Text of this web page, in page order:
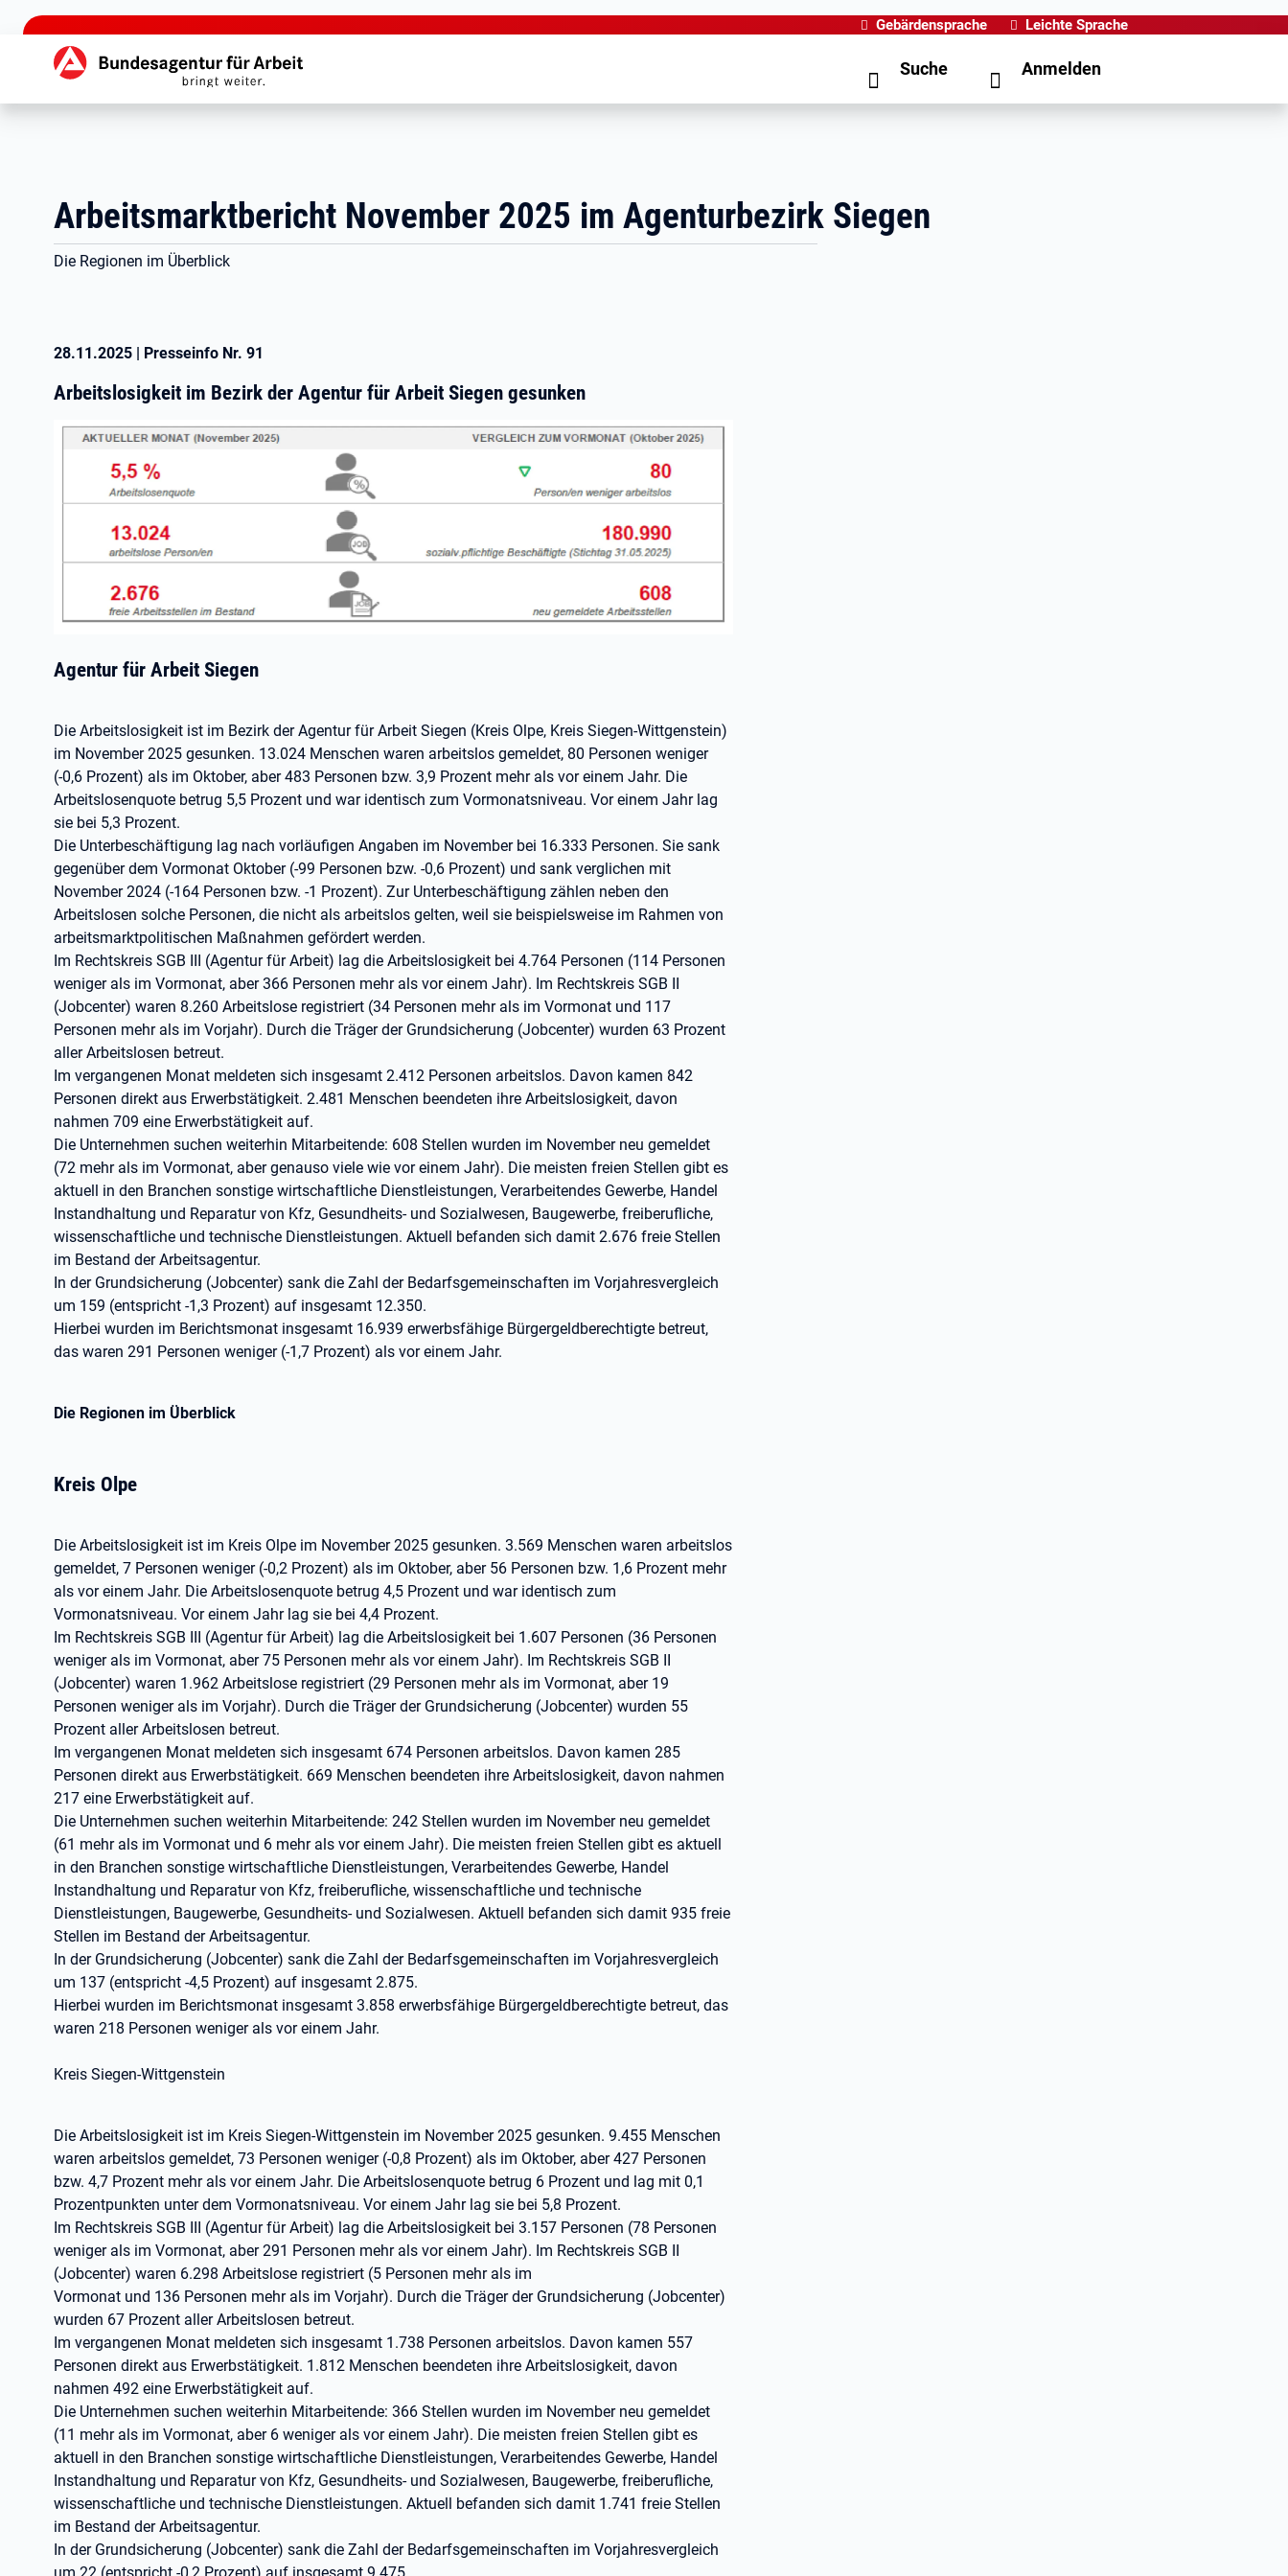
zu den Hauptinhalten springen
Gebärdensprache Leichte Sprache
Hauptnavigation Suche Anmelden
Arbeitsmarktbericht November 2025 im Agenturbezirk Siegen
Die Regionen im Überblick
28.11.2025 | Presseinfo Nr. 91
Arbeitslosigkeit im Bezirk der Agentur für Arbeit Siegen gesunken
Agentur für Arbeit Siegen
Die Arbeitslosigkeit ist im Bezirk der Agentur für Arbeit Siegen (Kreis Olpe, Kreis Siegen-Wittgenstein)
im November 2025 gesunken. 13.024 Menschen waren arbeitslos gemeldet, 80 Personen weniger
(-0,6 Prozent) als im Oktober, aber 483 Personen bzw. 3,9 Prozent mehr als vor einem Jahr. Die
Arbeitslosenquote betrug 5,5 Prozent und war identisch zum Vormonatsniveau. Vor einem Jahr lag
sie bei 5,3 Prozent.
Die Unterbeschäftigung lag nach vorläufigen Angaben im November bei 16.333 Personen. Sie sank
gegenüber dem Vormonat Oktober (-99 Personen bzw. -0,6 Prozent) und sank verglichen mit
November 2024 (-164 Personen bzw. -1 Prozent). Zur Unterbeschäftigung zählen neben den
Arbeitslosen solche Personen, die nicht als arbeitslos gelten, weil sie beispielsweise im Rahmen von
arbeitsmarktpolitischen Maßnahmen gefördert werden.
Im Rechtskreis SGB III (Agentur für Arbeit) lag die Arbeitslosigkeit bei 4.764 Personen (114 Personen
weniger als im Vormonat, aber 366 Personen mehr als vor einem Jahr). Im Rechtskreis SGB II
(Jobcenter) waren 8.260 Arbeitslose registriert (34 Personen mehr als im Vormonat und 117
Personen mehr als im Vorjahr). Durch die Träger der Grundsicherung (Jobcenter) wurden 63 Prozent
aller Arbeitslosen betreut.
Im vergangenen Monat meldeten sich insgesamt 2.412 Personen arbeitslos. Davon kamen 842
Personen direkt aus Erwerbstätigkeit. 2.481 Menschen beendeten ihre Arbeitslosigkeit, davon
nahmen 709 eine Erwerbstätigkeit auf.
Die Unternehmen suchen weiterhin Mitarbeitende: 608 Stellen wurden im November neu gemeldet
(72 mehr als im Vormonat, aber genauso viele wie vor einem Jahr). Die meisten freien Stellen gibt es
aktuell in den Branchen sonstige wirtschaftliche Dienstleistungen, Verarbeitendes Gewerbe, Handel
Instandhaltung und Reparatur von Kfz, Gesundheits- und Sozialwesen, Baugewerbe, freiberufliche,
wissenschaftliche und technische Dienstleistungen. Aktuell befanden sich damit 2.676 freie Stellen
im Bestand der Arbeitsagentur.
In der Grundsicherung (Jobcenter) sank die Zahl der Bedarfsgemeinschaften im Vorjahresvergleich
um 159 (entspricht -1,3 Prozent) auf insgesamt 12.350.
Hierbei wurden im Berichtsmonat insgesamt 16.939 erwerbsfähige Bürgergeldberechtigte betreut,
das waren 291 Personen weniger (-1,7 Prozent) als vor einem Jahr.
Die Regionen im Überblick
Kreis Olpe
Die Arbeitslosigkeit ist im Kreis Olpe im November 2025 gesunken. 3.569 Menschen waren arbeitslos
gemeldet, 7 Personen weniger (-0,2 Prozent) als im Oktober, aber 56 Personen bzw. 1,6 Prozent mehr
als vor einem Jahr. Die Arbeitslosenquote betrug 4,5 Prozent und war identisch zum
Vormonatsniveau. Vor einem Jahr lag sie bei 4,4 Prozent.
Im Rechtskreis SGB III (Agentur für Arbeit) lag die Arbeitslosigkeit bei 1.607 Personen (36 Personen
weniger als im Vormonat, aber 75 Personen mehr als vor einem Jahr). Im Rechtskreis SGB II
(Jobcenter) waren 1.962 Arbeitslose registriert (29 Personen mehr als im Vormonat, aber 19
Personen weniger als im Vorjahr). Durch die Träger der Grundsicherung (Jobcenter) wurden 55
Prozent aller Arbeitslosen betreut.
Im vergangenen Monat meldeten sich insgesamt 674 Personen arbeitslos. Davon kamen 285
Personen direkt aus Erwerbstätigkeit. 669 Menschen beendeten ihre Arbeitslosigkeit, davon nahmen
217 eine Erwerbstätigkeit auf.
Die Unternehmen suchen weiterhin Mitarbeitende: 242 Stellen wurden im November neu gemeldet
(61 mehr als im Vormonat und 6 mehr als vor einem Jahr). Die meisten freien Stellen gibt es aktuell
in den Branchen sonstige wirtschaftliche Dienstleistungen, Verarbeitendes Gewerbe, Handel
Instandhaltung und Reparatur von Kfz, freiberufliche, wissenschaftliche und technische
Dienstleistungen, Baugewerbe, Gesundheits- und Sozialwesen. Aktuell befanden sich damit 935 freie
Stellen im Bestand der Arbeitsagentur.
In der Grundsicherung (Jobcenter) sank die Zahl der Bedarfsgemeinschaften im Vorjahresvergleich
um 137 (entspricht -4,5 Prozent) auf insgesamt 2.875.
Hierbei wurden im Berichtsmonat insgesamt 3.858 erwerbsfähige Bürgergeldberechtigte betreut, das
waren 218 Personen weniger als vor einem Jahr.
Kreis Siegen-Wittgenstein
Die Arbeitslosigkeit ist im Kreis Siegen-Wittgenstein im November 2025 gesunken. 9.455 Menschen
waren arbeitslos gemeldet, 73 Personen weniger (-0,8 Prozent) als im Oktober, aber 427 Personen
bzw. 4,7 Prozent mehr als vor einem Jahr. Die Arbeitslosenquote betrug 6 Prozent und lag mit 0,1
Prozentpunkten unter dem Vormonatsniveau. Vor einem Jahr lag sie bei 5,8 Prozent.
Im Rechtskreis SGB III (Agentur für Arbeit) lag die Arbeitslosigkeit bei 3.157 Personen (78 Personen
weniger als im Vormonat, aber 291 Personen mehr als vor einem Jahr). Im Rechtskreis SGB II
(Jobcenter) waren 6.298 Arbeitslose registriert (5 Personen mehr als im
Vormonat und 136 Personen mehr als im Vorjahr). Durch die Träger der Grundsicherung (Jobcenter)
wurden 67 Prozent aller Arbeitslosen betreut.
Im vergangenen Monat meldeten sich insgesamt 1.738 Personen arbeitslos. Davon kamen 557
Personen direkt aus Erwerbstätigkeit. 1.812 Menschen beendeten ihre Arbeitslosigkeit, davon
nahmen 492 eine Erwerbstätigkeit auf.
Die Unternehmen suchen weiterhin Mitarbeitende: 366 Stellen wurden im November neu gemeldet
(11 mehr als im Vormonat, aber 6 weniger als vor einem Jahr). Die meisten freien Stellen gibt es
aktuell in den Branchen sonstige wirtschaftliche Dienstleistungen, Verarbeitendes Gewerbe, Handel
Instandhaltung und Reparatur von Kfz, Gesundheits- und Sozialwesen, Baugewerbe, freiberufliche,
wissenschaftliche und technische Dienstleistungen. Aktuell befanden sich damit 1.741 freie Stellen
im Bestand der Arbeitsagentur.
In der Grundsicherung (Jobcenter) sank die Zahl der Bedarfsgemeinschaften im Vorjahresvergleich